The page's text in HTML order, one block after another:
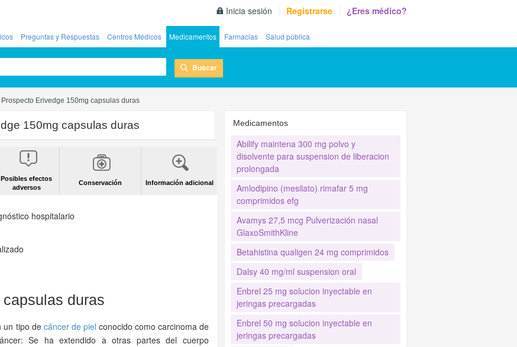
Inicia sesión Registrarse ¿Eres médico?
Preguntas y Respuestas Centros Médicos Medicamentos Farmacias Salud pública
Buscar
Prospecto Erivedge 150mg capsulas duras
150mg capsulas duras
Posibles efectos
adversos
Conservación Información adicional
hospitalario
duras
un tipo de cáncer de piel conocido como carcinoma de
Se ha extendido a otras partes del cuerpo
Medicamentos
Abilify maintena 300 mg polvo y
disolvente para suspension de liberacion
prolongada
Amlodipino (mesilato) rimafar 5 mg
comprimidos efg
Avamys 27,5 mcg Pulverización nasal
GlaxoSmithKline
Betahistina qualigen 24 mg comprimidos
Dalsy 40 mg/ml suspension oral
Enbrel 25 mg solucion inyectable en
jeringas precargadas
Enbrel 50 mg solucion inyectable en
jeringas precargadas